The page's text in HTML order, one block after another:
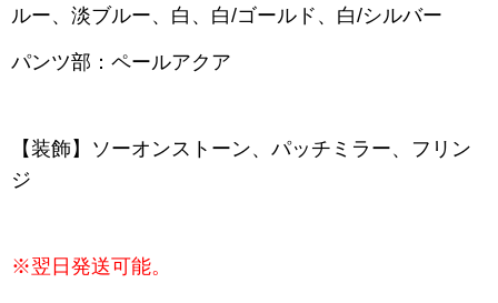
ルー、淡ブルー、白、白/ゴールド、白/シルバー
パンツ部：ペールアクア
【装飾】ソーオンストーン、パッチミラー、フリン
ジ
※翌日発送可能。